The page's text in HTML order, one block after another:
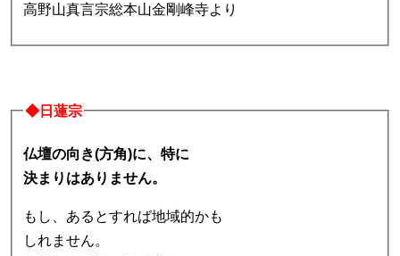
高野山真言宗総本山金剛峰寺より
◆日蓮宗
仏壇の向き(方角)に、特に
決まりはありません。
もし、あるとすれば地域的かも
しれません。